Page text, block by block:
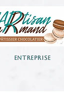
ENTREPRISE